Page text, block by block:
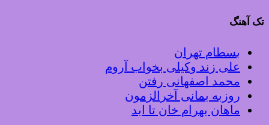
تک آهنگ
بسطام تهران
علی زند وکیلی بخواب آروم
محمد اصفهانی رفتن
روزبه بمانی آخرالزمون
ماهان بهرام خان تا ابد